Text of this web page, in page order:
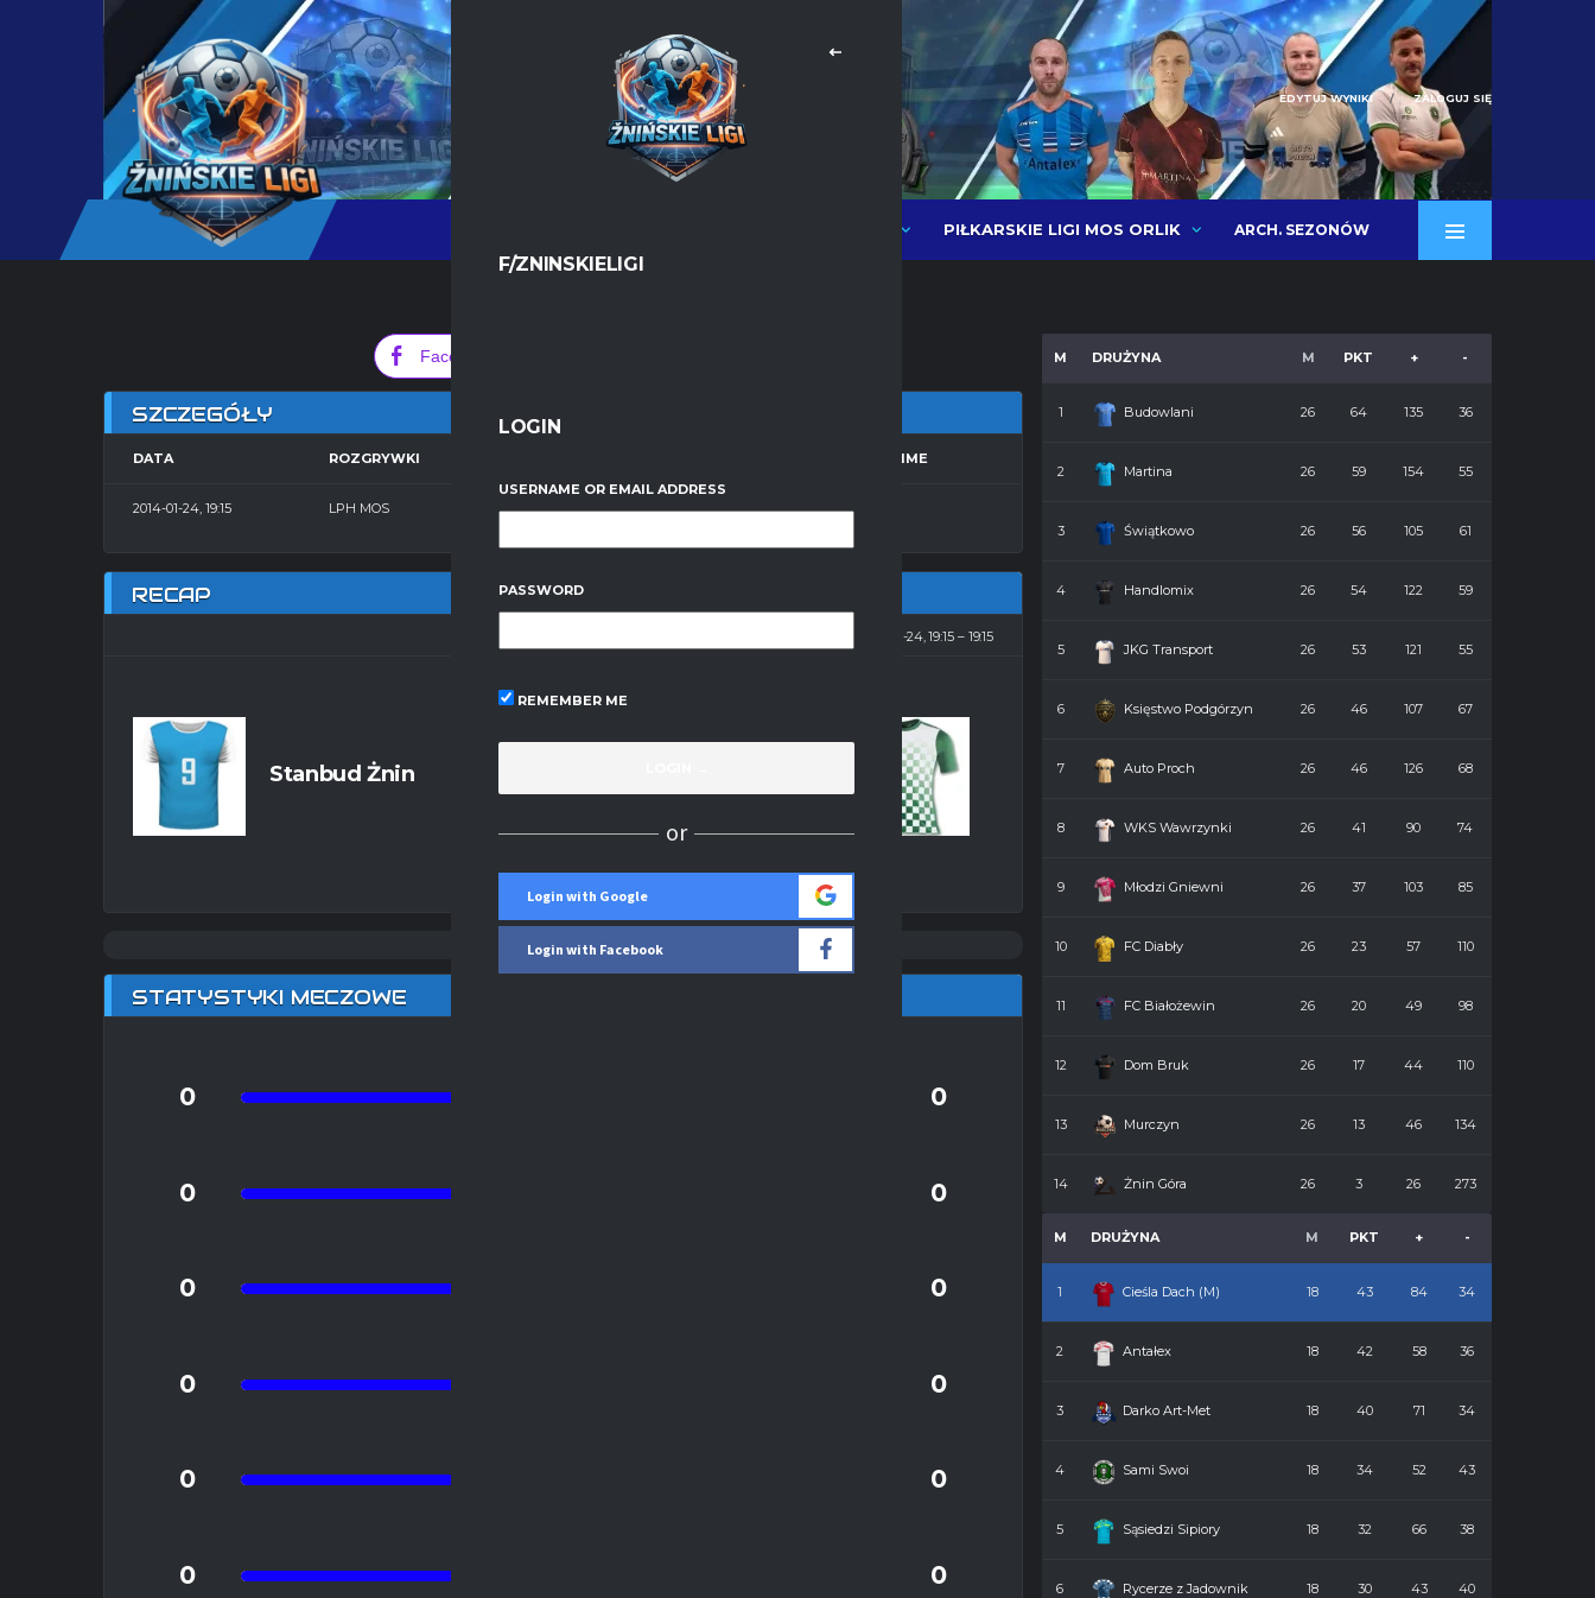
EDYTUJ WYNIKI ZALOGUJ SIĘ
PIŁKARSKIE LIGI MOS ORLIK ARCH. SEZONÓW
F/ZNINSKIELIGI
LOGIN
USERNAME OR EMAIL ADDRESS
PASSWORD
REMEMBER ME
or
Login with Google
Login with Facebook
Facebook
SZCZEGÓŁY
DATA ROZGRYWKI FULL TIME
2014-01-24, 19:15 LPH MOS Hala 2013/2014 14 30'
RECAP
2014-01-24, 19:15 19:15
Stanbud Żnin
Wynik
STATYSTYKI MECZOWE
0 0
0 0
0 0
0 0
0 0
0 0
M DRUŻYNA M PKT + -
1 Budowlani 26 64 135 36
2 Martina 26 59 154 55
3 Świątkowo 26 56 105 61
4 Handlomix 26 54 122 59
5 JKG Transport 26 53 121 55
6 Księstwo Podgórzyn 26 46 107 67
7 Auto Proch 26 46 126 68
8 WKS Wawrzynki 26 41 90 74
9 Młodzi Gniewni 26 37 103 85
10 FC Diabły 26 23 57 110
11 FC Białożewin 26 20 49 98
12 Dom Bruk 26 17 44 110
13 Murczyn 26 13 46 134
14 Żnin Góra 26 3 26 273
M DRUŻYNA M PKT + -
1 Cieśla Dach (M) 18 43 84 34
2 Antałex 18 42 58 36
3 Darko Art-Met 18 40 71 34
4 Sami Swoi 18 34 52 43
5 Sąsiedzi Sipiory 18 32 66 38
6 Rycerze z Jadownik 18 30 43 40